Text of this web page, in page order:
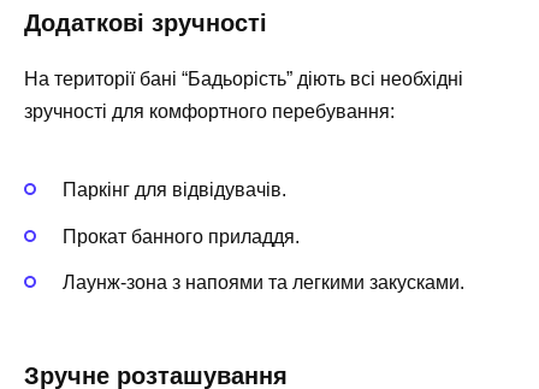
Додаткові зручності
На території бані “Бадьорість” діють всі необхідні
зручності для комфортного перебування:
Паркінг для відвідувачів.
Прокат банного приладдя.
Лаунж-зона з напоями та легкими закусками.
Зручне розташування